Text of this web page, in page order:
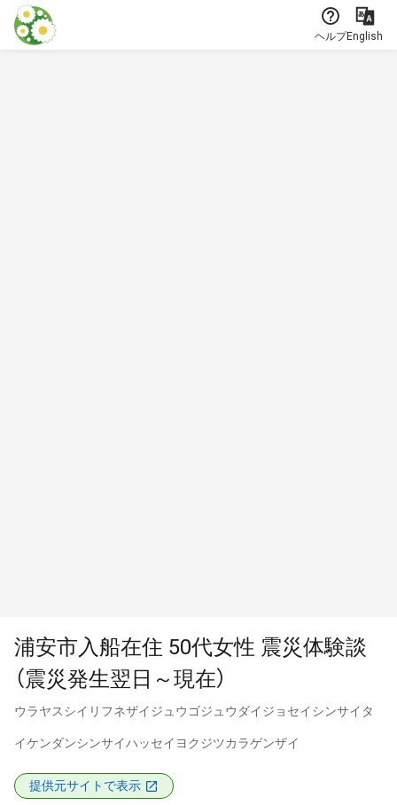
本文に飛ぶ
ヘルプEnglish
浦安市入船在住 50代女性 震災体験談
（震災発生翌日～現在）
ウラヤスシイリフネザイジュウゴジュウダイジョセイシンサイタ
イケンダンシンサイハッセイヨクジツカラゲンザイ
提供元サイトで表示